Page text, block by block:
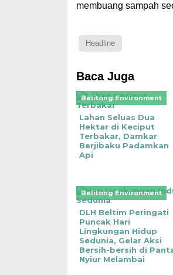
membuang sampah
Headline
Baca Juga
Belitong Environment
Lahan Seluas Dua
Hektar di Keciput
Terbakar, Damkar
Berjibaku Padamkan
Api
Belitong Environment
DLH Beltim Peringati
Puncak Hari
Lingkungan Hidup
Sedunia, Gelar Aksi
Bersih-bersih di
Nyiur Melambai